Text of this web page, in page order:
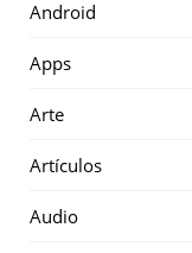
Android
Apps
Arte
Artículos
Audio